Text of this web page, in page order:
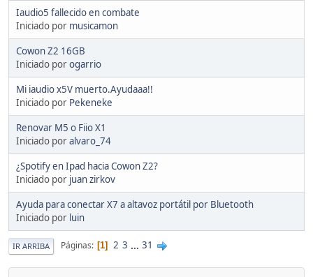
Iaudio5 fallecido en combate
Iniciado por musicamon
Cowon Z2 16GB
Iniciado porogarrio
Mi iaudio x5V muerto.Ayudaaa!!
Iniciado por Pekeneke
Renovar M5 o Fiio X1
Iniciado poralvaro_74
¿Spotify en Ipad hacia Cowon Z2?
Iniciado por juan zirkov
Ayuda para conectar X7 a altavoz portátil por Bluetooth
Iniciado por luin
IR ARRIBA Páginas 1 2 3 ... 31